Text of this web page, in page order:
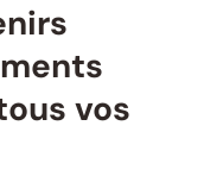
vos